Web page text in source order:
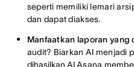
seperti memiliki lemari
dan dapat diakses.
Manfaatkan laporan yang
audit? Biarkan AI menjadi
dihasilkan AIAsana